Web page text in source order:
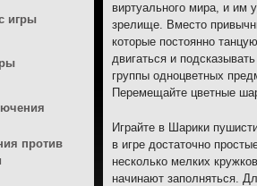
виртуального мира, и им
зрелище. Вместо
которые постоянно
двигаться и
группы одноцветных
Перемещайте цветные
Играйте в Шарики
в игре достаточно
несколько мелких
начинают заполняться.
игры
против